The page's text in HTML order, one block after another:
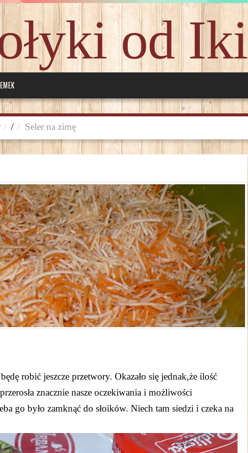
od Iki
/ Seler na zimę
robić jeszcze przetwory. Okazało się jednak,że ilość
znacznie nasze oczekiwania i możliwości
go było zamknąć do słoików. Niech tam siedzi i czeka na